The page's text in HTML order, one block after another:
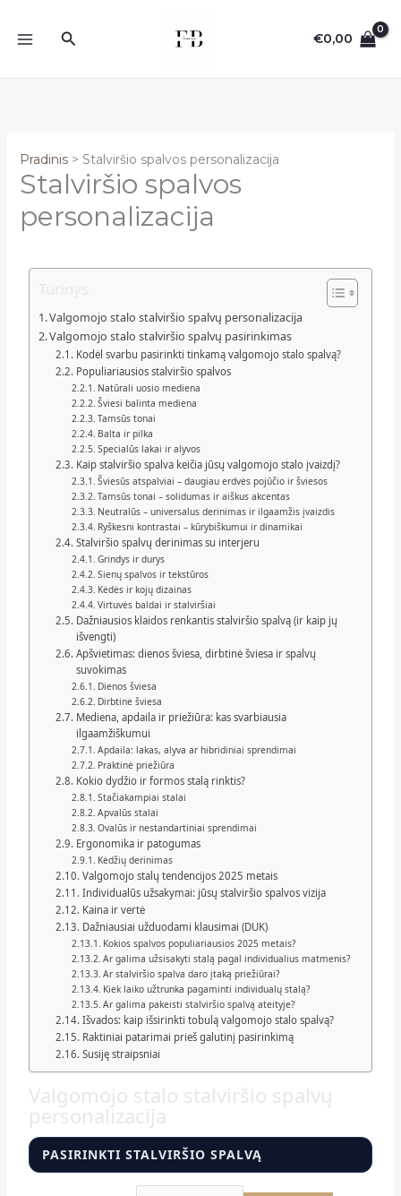
turinio
Paieška €0,00
Pradinis Stalviršio spalvos personalizacija
Stalviršio spalvos
personalizacija
Valgomojo stalo stalviršio spalvų personalizacija
Valgomojo stalo stalviršio spalvų pasirinkimas
Kodėl svarbu pasirinkti tinkamą valgomojo stalo spalvą?
Populiariausios stalviršio spalvos
Natūrali uosio mediena
Šviesi balinta mediena
Tamsūs tonai
Balta ir pilka
Specialūs lakai ir alyvos
Kaip stalviršio spalva keičia jūsų valgomojo stalo įvaizdį?
Šviesūs atspalviai – daugiau erdvės pojūčio ir šviesos
Tamsūs tonai – solidumas ir aiškus akcentas
Neutralūs – universalus derinimas ir ilgaamžis įvaizdis
Ryškesni kontrastai – kūrybiškumui ir dinamikai
Stalviršio spalvų derinimas su interjeru
Grindys ir durys
Sienų spalvos ir tekstūros
Kėdės ir kojų dizainas
Virtuvės baldai ir stalviršiai
Dažniausios klaidos renkantis stalviršio spalvą (ir kaip jų
išvengti)
Apšvietimas: dienos šviesa, dirbtinė šviesa ir spalvų
suvokimas
Dienos šviesa
Dirbtinė šviesa
Mediena, apdaila ir priežiūra: kas svarbiausia
ilgaamžiškumui
Apdaila: lakas, alyva ar hibridiniai sprendimai
Praktinė priežiūra
Kokio dydžio ir formos stalą rinktis?
Stačiakampiai stalai
Apvalūs stalai
Ovalūs ir nestandartiniai sprendimai
Ergonomika ir patogumas
Kėdžių derinimas
Valgomojo stalų tendencijos 2025 metais
Individualūs užsakymai: jūsų stalviršio spalvos vizija
Kaina ir vertė
Dažniausiai užduodami klausimai (DUK)
Kokios spalvos populiariausios 2025 metais?
Ar galima užsisakyti stalą pagal individualius matmenis?
Ar stalviršio spalva daro įtaką priežiūrai?
Kiek laiko užtrunka pagaminti individualų stalą?
Ar galima pakeisti stalviršio spalvą ateityje?
Išvados: kaip išsirinkti tobulą valgomojo stalo spalvą?
Raktiniai patarimai prieš galutinį pasirinkimą
Susiję straipsniai
Valgomojo stalo stalviršio spalvų
personalizacija
PASIRINKTI STALVIRŠIO SPALVĄ